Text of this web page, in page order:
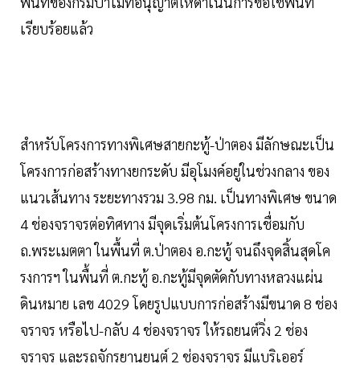
เรียบร้อยแล้ว
สำหรับโครงการทางพิเศษสายกะทู้-ป่าตอง มีลักษณะเป็น
โครงการก่อสร้างทางยกระดับ มีอุโมงค์อยู่ในช่วงกลาง ของ
แนวเส้นทาง ระยะทางรวม 3.98 กม. เป็นทางพิเศษ ขนาด
4 ช่องจราจรต่อทิศทาง มีจุดเริ่มต้นโครงการเชื่อมกับ
ถ.พระเมตตา ในพื้นที่ ต.ป่าตอง อ.กะทู้ จนถึงจุดสิ้นสุดโค
รงการฯ ในพื้นที่ ต.กะทู้ อ.กะทู้มีจุดตัดกับทางหลวงแผ่น
ดินหมาย เลข 4029 โดยรูปแบบการก่อสร้างมีขนาด 8 ช่อง
จราจร หรือไป-กลับ 4 ช่องจราจร ให้รถยนต์วิ่ง 2 ช่อง
จราจร และรถจักรยานยนต์ 2 ช่องจราจร มีแบริเออร์